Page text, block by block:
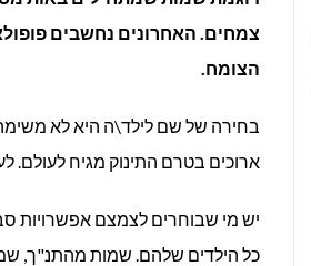
צמחים. האחרונים נחשבים
הצומח.
בחירה של שם לילד\ה היא לא
ארוכים בטרם התינוק מגיח לעולם.
יש מי שבוחרים לצמצם אפשרויות
כל הילדים שלהם. שמות מהתנ"ך,